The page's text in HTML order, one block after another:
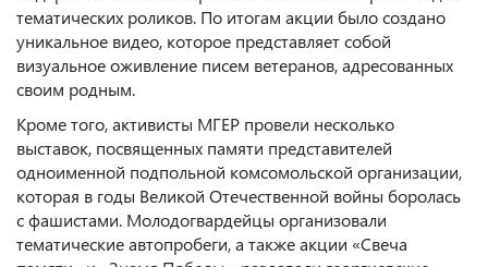
тематических роликов. По итогам акции было создано
уникальное видео, которое представляет собой
визуальное оживление писем ветеранов, адресованных
своим родным.
Кроме того, активисты МГЕР провели несколько
выставок, посвященных памяти представителей
одноименной подпольной комсомольской организации,
которая в годы Великой Отечественной войны боролась
с фашистами. Молодогвардейцы организовали
тематические автопробеги, а также акции «Свеча